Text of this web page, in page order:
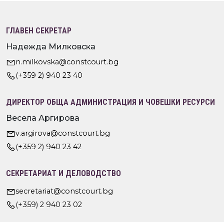
ГЛАВЕН СЕКРЕТАР
Надежда Милковска
n.milkovska@constcourt.bg
(+359 2) 940 23 40
ДИРЕКТОР ОБЩА АДМИНИСТРАЦИЯ И ЧОВЕШКИ РЕСУРСИ
Весела Аргирова
v.argirova@constcourt.bg
(+359 2) 940 23 42
СЕКРЕТАРИАТ И ДЕЛОВОДСТВО
secretariat@constcourt.bg
(+359) 2 940 23 02